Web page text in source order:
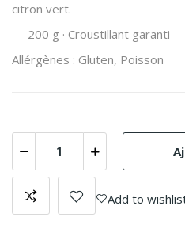
citron vert.
— 200 g · Croustillant garanti
Allérgènes : Gluten, Poisson
Add to